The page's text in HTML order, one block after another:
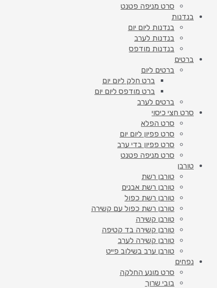
סרט מניפה פטנט
בנדנות
בנדנות ליום יום
בנדנות לערב
בנדנות מודפס
ברטים
ברטים ליום
ברט חלק ליום יום
ברט מודפס ליום יום
ברטים לערב
סרט חצי כיסוי
סרט הפלא
סרט פפיון ליום יום
סרט פפיון בדי ערב
סרט מניפה פטנט
טורבן
טורבן רשת
טורבן רשת אבנים
טורבן רשת כפול
טורבן רשת כפול עם קשירה
טורבן קשירה
טורבן קשירה בד קטיפה
טורבן קשירה לערב
טורבן ערב בשילוב פייט
נפחים
סרט מונע החלקה
בובי שרוך